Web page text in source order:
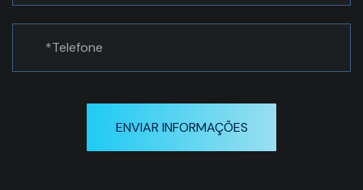
ENVIAR INFORMAÇÕES